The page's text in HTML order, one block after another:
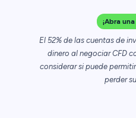
¡Abra
El 52% de las cuentas de
dinero al negociar CFD
considerar si puede
perder